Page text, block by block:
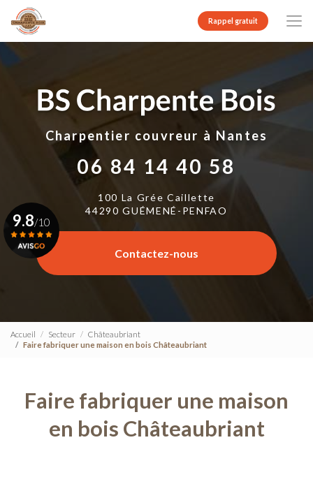
contenu
principal
Rappel gratuit
Charpentier couvreur à Nantes
06 84 14 40 58
100 La Grée Caillette
44290 GUÉMENÉ-PENFAO
Contactez-nous
9.8/10
Voir le certificat
Accueil Secteur
Châteaubriant
Faire fabriquer une maison en bois Châteaubriant
Faire fabriquer une maison
en bois Châteaubriant